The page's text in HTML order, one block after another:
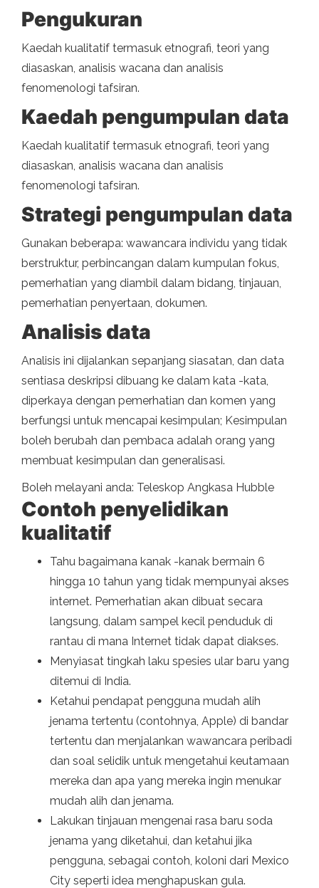
Pengukuran
Kaedah kualitatif termasuk etnografi, teori yang
diasaskan, analisis wacana dan analisis
fenomenologi tafsiran.
Kaedah pengumpulan data
Kaedah kualitatif termasuk etnografi, teori yang
diasaskan, analisis wacana dan analisis
fenomenologi tafsiran.
Strategi pengumpulan data
Gunakan beberapa: wawancara individu yang tidak
berstruktur, perbincangan dalam kumpulan fokus,
pemerhatian yang diambil dalam bidang, tinjauan,
pemerhatian penyertaan, dokumen.
Analisis data
Analisis ini dijalankan sepanjang siasatan, dan data
sentiasa deskripsi dibuang ke dalam kata -kata,
diperkaya dengan pemerhatian dan komen yang
berfungsi untuk mencapai kesimpulan; Kesimpulan
boleh berubah dan pembaca adalah orang yang
membuat kesimpulan dan generalisasi.
Boleh melayani anda: Teleskop Angkasa Hubble
Contoh penyelidikan
kualitatif
Tahu bagaimana kanak -kanak bermain 6
hingga 10 tahun yang tidak mempunyai akses
internet. Pemerhatian akan dibuat secara
langsung, dalam sampel kecil penduduk di
rantau di mana Internet tidak dapat diakses.
Menyiasat tingkah laku spesies ular baru yang
ditemui di India.
Ketahui pendapat pengguna mudah alih
jenama tertentu (contohnya, Apple) di bandar
tertentu dan menjalankan wawancara peribadi
dan soal selidik untuk mengetahui keutamaan
mereka dan apa yang mereka ingin menukar
mudah alih dan jenama.
Lakukan tinjauan mengenai rasa baru soda
jenama yang diketahui, dan ketahui jika
pengguna, sebagai contoh, koloni dari Mexico
City seperti idea menghapuskan gula.